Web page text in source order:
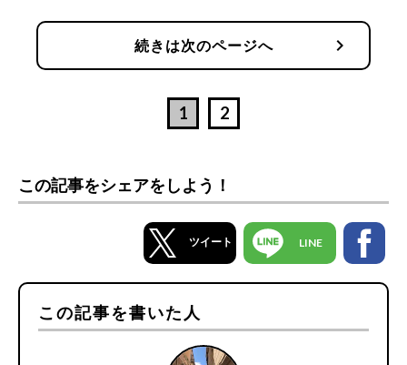
続きは次のページへ chevron_right
1 2
この記事をシェアをしよう！
ツイート LINE
この記事を書いた人